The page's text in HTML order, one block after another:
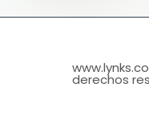
derechos